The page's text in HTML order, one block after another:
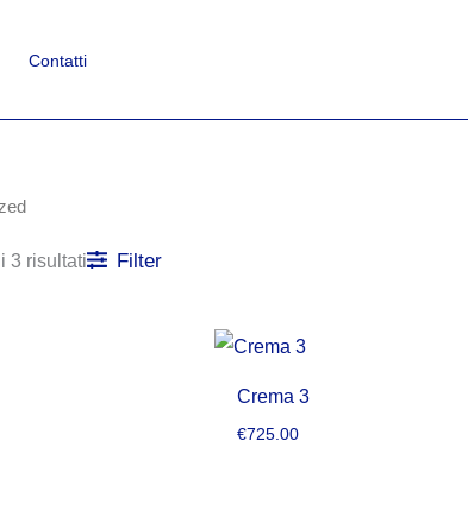
Contatti
3 risultati Filter
Crema 3
€725.00